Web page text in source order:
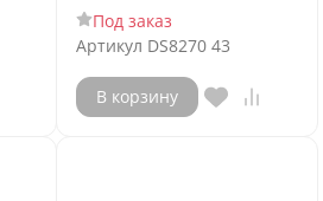
Под заказ
Артикул DS8270 43
В корзину